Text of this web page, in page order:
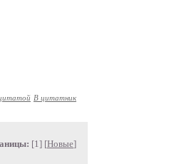
В цитатник
[1] [Новые]